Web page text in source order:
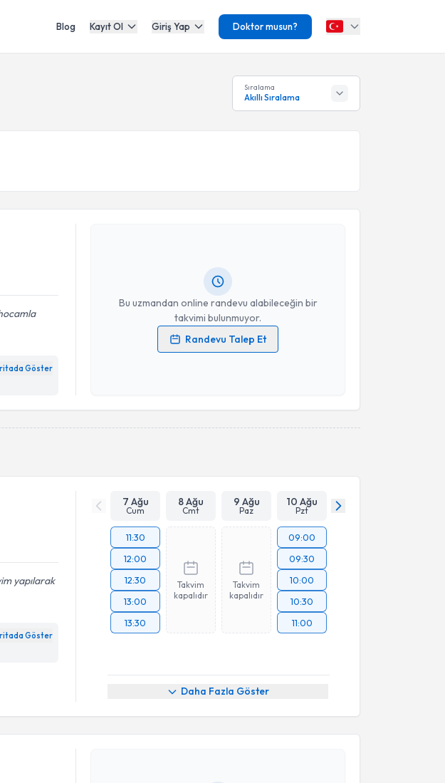
Blog Kayıt Ol Giriş Yap Doktor musun?
Sıralama
Akıllı Sıralama
Göster
Bu uzmandan online randevu alabileceğin bir
takvimi bulunmuyor.
Randevu Talep Et
Doç. Dr. Ahmet Köse
Kişisel verilerimin işlenmesine ilişkinAydınlatma Metni
Takvim Talebini Gönder
yapılarak
Göster
7 Ağu
Cum
8 Ağu
Cmt
9 Ağu
Paz
10 Ağu
Pzt
11:30
12:00
12:30
13:00
13:30
Takvim
kapalıdır
Takvim
kapalıdır
09:00
09:30
10:00
10:30
11:00
Daha Fazla Göster
Randevu Takvimi Talebi
Doç. Dr. Serkan Erkuşiçin randevu takvimi talebi oluşturun.
Size bu uzmandan randevu almanız için bir takvim